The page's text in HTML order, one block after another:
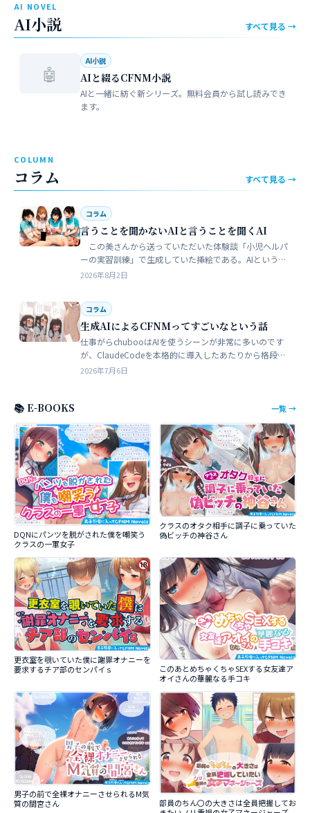
AI NOVEL
AI小説 すべて見る →
🤖
AI小説
AIと綴るCFNM小説
AIと一緒に紡ぐ新シリーズ。無料会員から試し読みでき
ます。
COLUMN
コラム すべて見る →
コラム
言うことを聞かないAIと言うことを聞くAI
この美さんから送っていただいた体験談「小児ヘルパ
ーの実習訓練」で生成していた挿絵である。AIというの
は、どうしても細部が苦手でトークンを積まずにやれる
2026年8月2日
コラム
生成AIによるCFNMってすごいなという話
仕事がらchubooはAIを使うシーンが非常に多いのです
が、ClaudeCodeを本格的に導入したあたりから格段に
やれることが多くなった。昔からときどき思うことがあ
2026年7月6日
📚 E-BOOKS 一覧 →
DQNにパンツを脱がされた僕を嘲笑う
クラスの一軍女子
クラスのオタク相手に調子に乗っていた
偽ビッチの神谷さん
更衣室を覗いていた僕に謝罪オナニーを
要求するチア部のセンパイｓ
このあとめちゃくちゃSEXする女友達ア
オイさんの華麗なる手コキ
男子の前で全裸オナニーさせられるM気
質の間宮さん
部員のちん〇の大きさは全員把握してお